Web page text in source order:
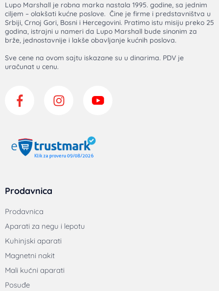
Lupo Marshall je robna marka nastala 1995. godine, sa jednim
ciljem – olakšati kućne poslove. Čine je firme i predstavništva u
Srbiji, Crnoj Gori, Bosni i Hercegovini. Pratimo istu misiju preko 25
godina, istrajni u nameri da Lupo Marshall bude sinonim za
brže, jednostavnije i lakše obavljanje kućnih poslova.
Sve cene na ovom sajtu iskazane su u dinarima. PDV je
uračunat u cenu.
Prodavnica
Prodavnica
Aparati za negu i lepotu
Kuhinjski aparati
Magnetni nakit
Mali kućni aparati
Posuđe